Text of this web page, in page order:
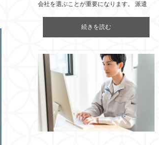
ラクション
会社を選ぶことが重要になります。 派遣
続きを読む